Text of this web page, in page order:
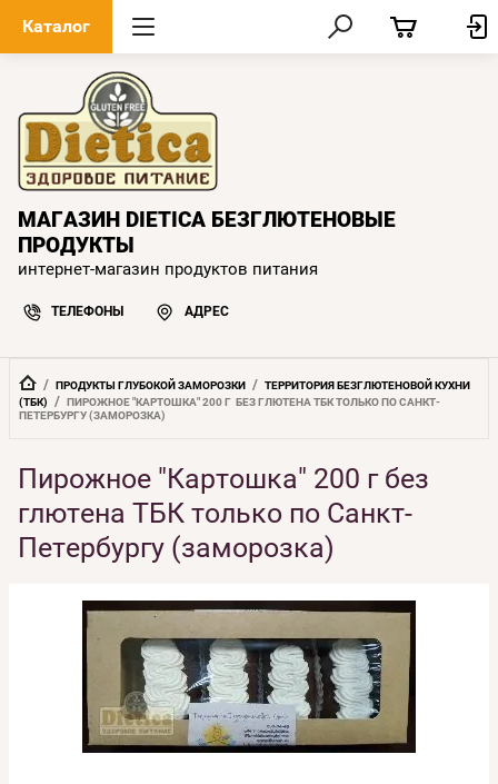
Каталог
МАГАЗИН DIETICA БЕЗГЛЮТЕНОВЫЕ
ПРОДУКТЫ
интернет-магазин продуктов питания
ТЕЛЕФОНЫ АДРЕС
  /
ПРОДУКТЫ ГЛУБОКОЙ ЗАМОРОЗКИ
  /
ТЕРРИТОРИЯ БЕЗГЛЮТЕНОВОЙ КУХНИ
(ТБК)
  /
ПИРОЖНОЕ "КАРТОШКА" 200 Г  БЕЗ ГЛЮТЕНА ТБК ТОЛЬКО ПО САНКТ-
ПЕТЕРБУРГУ (ЗАМОРОЗКА)
Пирожное "Картошка" 200 г без
глютена ТБК только по Санкт-
Петербургу (заморозка)